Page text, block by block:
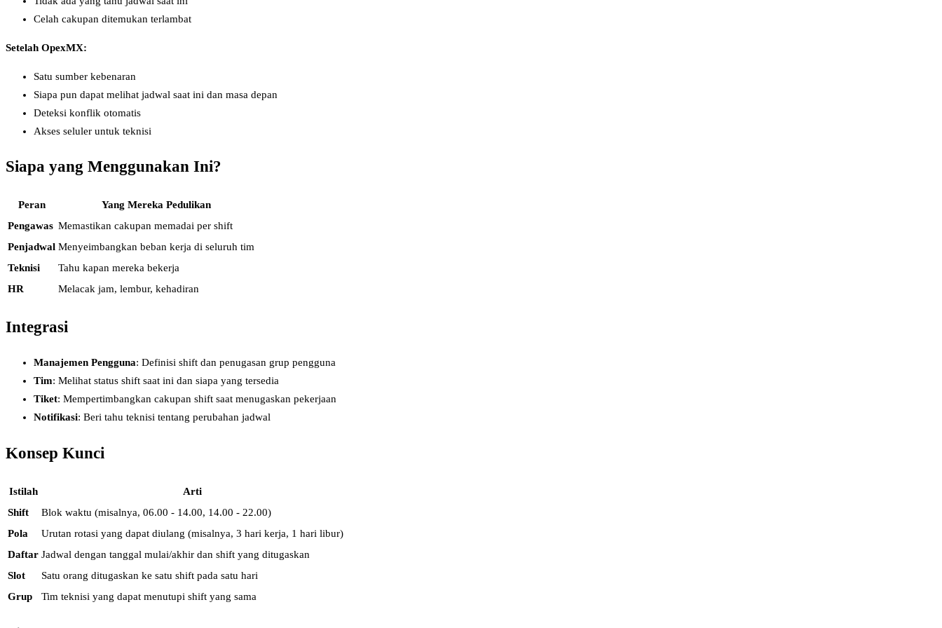
Celah cakupan ditemukan terlambat
Setelah OpexMX:
Satu sumber kebenaran
Siapa pun dapat melihat jadwal saat ini dan masa depan
Deteksi konflik otomatis
Akses seluler untuk teknisi
Siapa yang Menggunakan Ini?
Peran
Yang Mereka Pedulikan
Pengawas Memastikan cakupan memadai per shift
Penjadwal Menyeimbangkan beban kerja di seluruh tim
Teknisi
Tahu kapan mereka bekerja
HR
Melacak jam, lembur, kehadiran
Integrasi
Manajemen Pengguna: Definisi shift dan penugasan grup pengguna
Tim: Melihat status shift saat ini dan siapa yang tersedia
Tiket: Mempertimbangkan cakupan shift saat menugaskan pekerjaan
Notifikasi: Beri tahu teknisi tentang perubahan jadwal
Konsep Kunci
Istilah
Arti
Shift
Blok waktu (misalnya, 06.00 - 14.00, 14.00 - 22.00)
Pola
Urutan rotasi yang dapat diulang (misalnya, 3 hari kerja, 1 hari libur)
Daftar Jadwal dengan tanggal mulai/akhir dan shift yang ditugaskan
Slot
Satu orang ditugaskan ke satu shift pada satu hari
Grup
Tim teknisi yang dapat menutupi shift yang sama